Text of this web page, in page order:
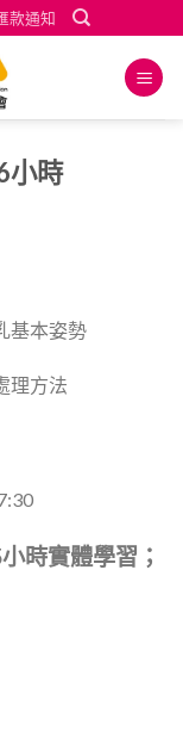
款通知
小時
基本姿勢
理方法
時實體學習；